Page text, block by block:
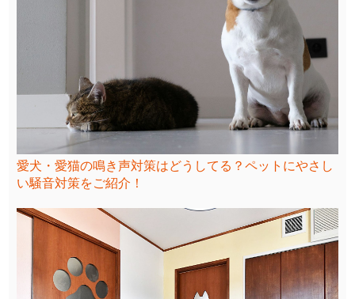
愛犬・愛猫の鳴き声対策はどうしてる？ペットにやさし
い騒音対策をご紹介！